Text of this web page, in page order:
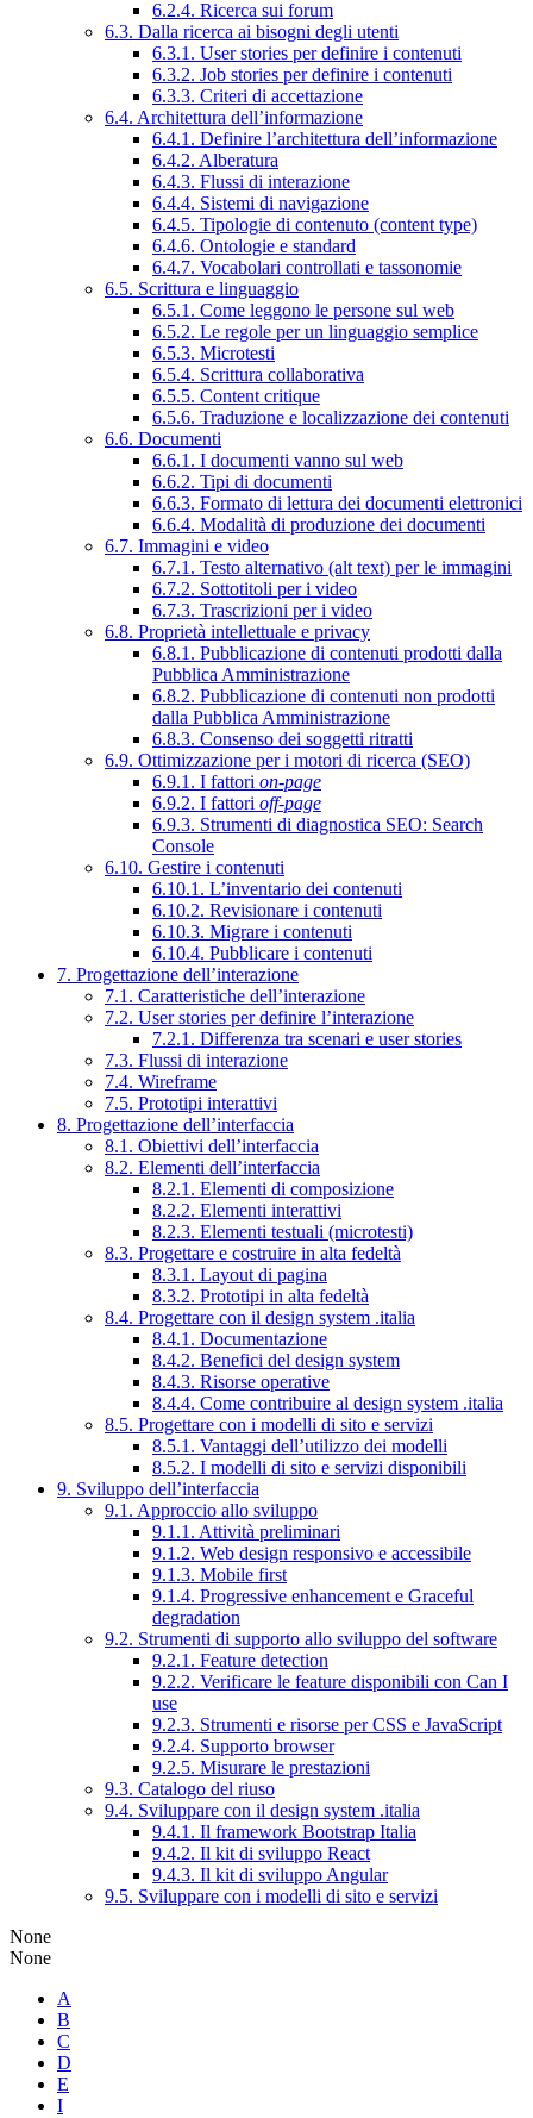
6.2.4. Ricerca sui forum
6.3. Dalla ricerca ai bisogni degli utenti
6.3.1. User stories per definire i contenuti
6.3.2. Job stories per definire i contenuti
6.3.3. Criteri di accettazione
6.4. Architettura dell’informazione
6.4.1. Definire l’architettura dell’informazione
6.4.2. Alberatura
6.4.3. Flussi di interazione
6.4.4. Sistemi di navigazione
6.4.5. Tipologie di contenuto (content type)
6.4.6. Ontologie e standard
6.4.7. Vocabolari controllati e tassonomie
6.5. Scrittura e linguaggio
6.5.1. Come leggono le persone sul web
6.5.2. Le regole per un linguaggio semplice
6.5.3. Microtesti
6.5.4. Scrittura collaborativa
6.5.5. Content critique
6.5.6. Traduzione e localizzazione dei contenuti
6.6. Documenti
6.6.1. I documenti vanno sul web
6.6.2. Tipi di documenti
6.6.3. Formato di lettura dei documenti elettronici
6.6.4. Modalità di produzione dei documenti
6.7. Immagini e video
6.7.1. Testo alternativo (alt text) per le immagini
6.7.2. Sottotitoli per i video
6.7.3. Trascrizioni per i video
6.8. Proprietà intellettuale e privacy
6.8.1. Pubblicazione di contenuti prodotti dalla
Pubblica Amministrazione
6.8.2. Pubblicazione di contenuti non prodotti
dalla Pubblica Amministrazione
6.8.3. Consenso dei soggetti ritratti
6.9. Ottimizzazione per i motori di ricerca (SEO)
6.9.1. I fattori on-page
6.9.2. I fattori off-page
6.9.3. Strumenti di diagnostica SEO: Search
Console
6.10. Gestire i contenuti
6.10.1. L’inventario dei contenuti
6.10.2. Revisionare i contenuti
6.10.3. Migrare i contenuti
6.10.4. Pubblicare i contenuti
7. Progettazione dell’interazione
7.1. Caratteristiche dell’interazione
7.2. User stories per definire l’interazione
7.2.1. Differenza tra scenari e user stories
7.3. Flussi di interazione
7.4. Wireframe
7.5. Prototipi interattivi
8. Progettazione dell’interfaccia
8.1. Obiettivi dell’interfaccia
8.2. Elementi dell’interfaccia
8.2.1. Elementi di composizione
8.2.2. Elementi interattivi
8.2.3. Elementi testuali (microtesti)
8.3. Progettare e costruire in alta fedeltà
8.3.1. Layout di pagina
8.3.2. Prototipi in alta fedeltà
8.4. Progettare con il design system .italia
8.4.1. Documentazione
8.4.2. Benefici del design system
8.4.3. Risorse operative
8.4.4. Come contribuire al design system .italia
8.5. Progettare con i modelli di sito e servizi
8.5.1. Vantaggi dell’utilizzo dei modelli
8.5.2. I modelli di sito e servizi disponibili
9. Sviluppo dell’interfaccia
9.1. Approccio allo sviluppo
9.1.1. Attività preliminari
9.1.2. Web design responsivo e accessibile
9.1.3. Mobile first
9.1.4. Progressive enhancement e Graceful
degradation
9.2. Strumenti di supporto allo sviluppo del software
9.2.1. Feature detection
9.2.2. Verificare le feature disponibili con Can I
use
9.2.3. Strumenti e risorse per CSS e JavaScript
9.2.4. Supporto browser
9.2.5. Misurare le prestazioni
9.3. Catalogo del riuso
9.4. Sviluppare con il design system .italia
9.4.1. Il framework Bootstrap Italia
9.4.2. Il kit di sviluppo React
9.4.3. Il kit di sviluppo Angular
9.5. Sviluppare con i modelli di sito e servizi
None
None
A
B
C
D
E
I